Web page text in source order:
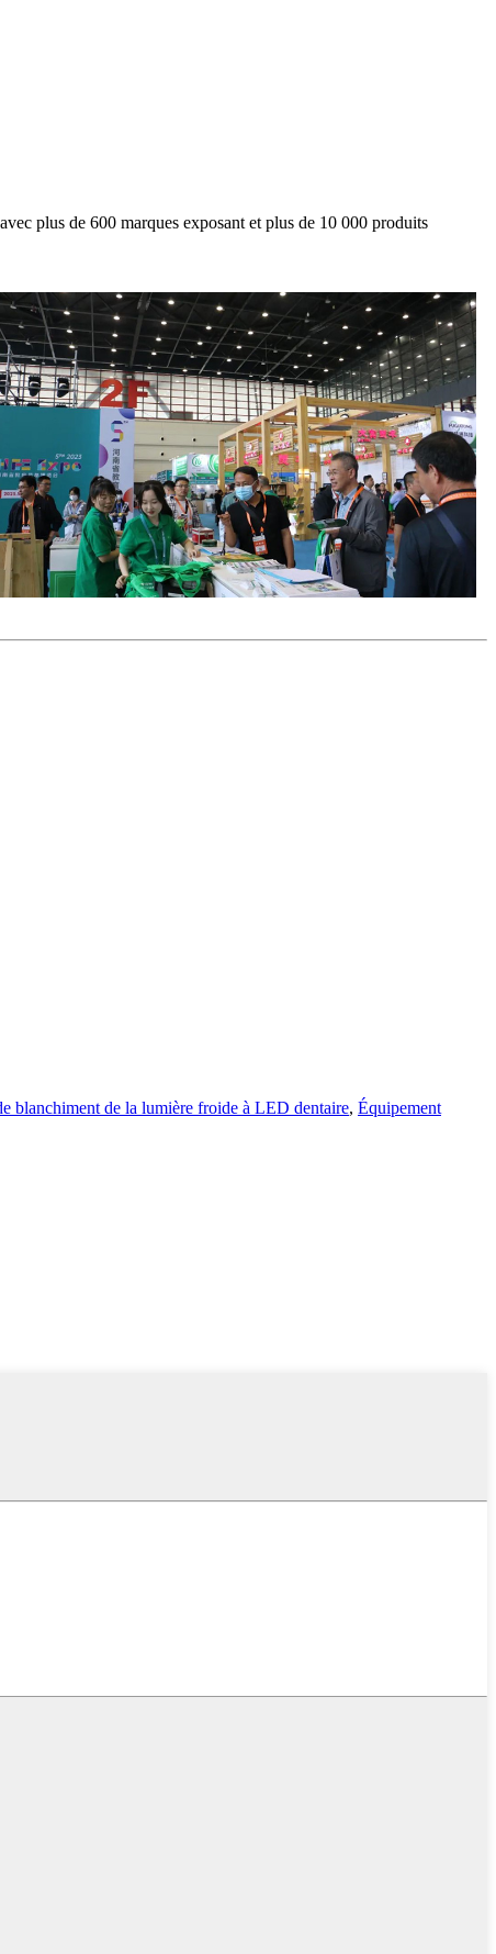
plus de 600 marques exposant et plus de 10 000 produits
blanchiment de la lumière froide à LED dentaire, Équipement